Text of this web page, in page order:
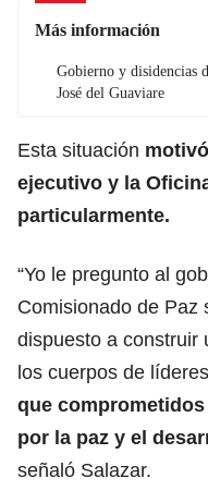
Más información
Gobierno y disidencias
José del Guaviare
Esta situación
ejecutivo y la
particularmente.
“Yo le pregunto al
Comisionado de Paz
dispuesto a construir
los cuerpos de
que
por la paz y el
señaló Salazar.